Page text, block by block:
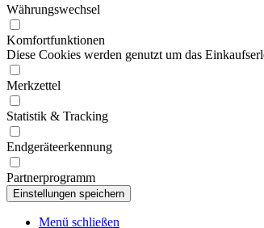
Währungswechsel
Komfortfunktionen
Diese Cookies werden genutzt um das
Merkzettel
Statistik & Tracking
Endgeräteerkennung
Partnerprogramm
Menü schließen